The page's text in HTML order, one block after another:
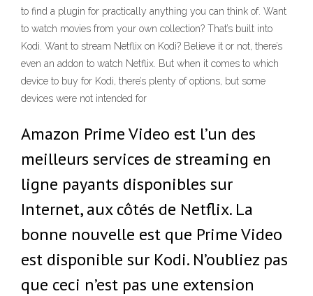
to find a plugin for practically anything you can think of. Want
to watch movies from your own collection? That’s built into
Kodi. Want to stream Netflix on Kodi? Believe it or not, there’s
even an addon to watch Netflix. But when it comes to which
device to buy for Kodi, there’s plenty of options, but some
devices were not intended for
Amazon Prime Video est l’un des
meilleurs services de streaming en
ligne payants disponibles sur
Internet, aux côtés de Netflix. La
bonne nouvelle est que Prime Video
est disponible sur Kodi. N’oubliez pas
que ceci n’est pas une extension